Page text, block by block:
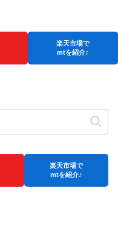
楽天市場で
mtを紹介♪
楽天市場で
mtを紹介♪